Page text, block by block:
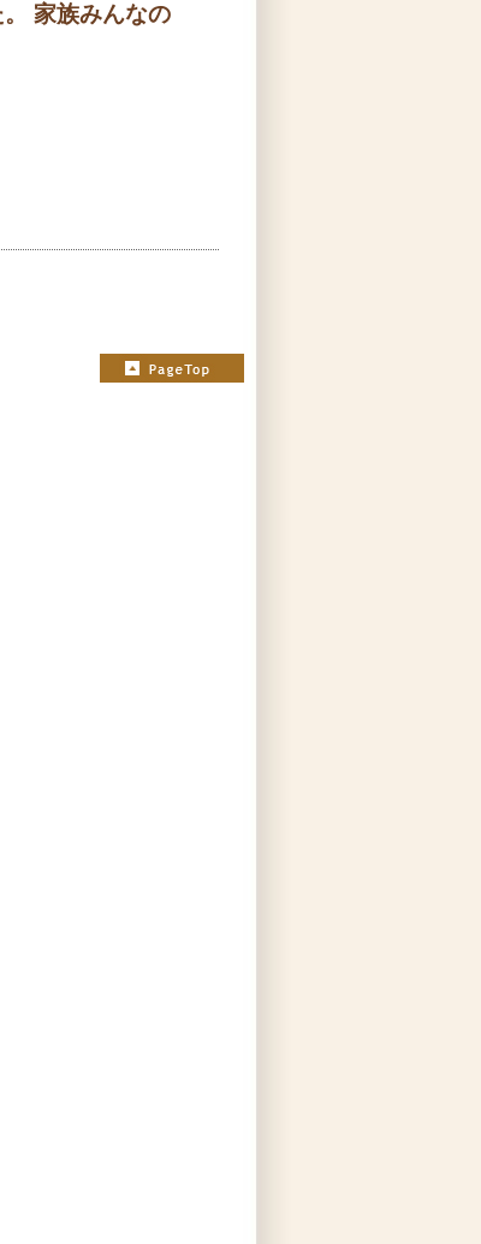
家族みんなの